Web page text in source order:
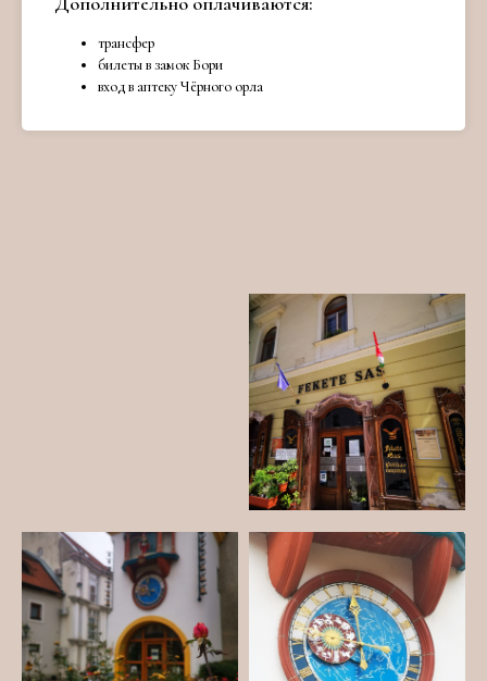
трансфер
билеты в замок Бори
вход в аптеку Чёрного орла